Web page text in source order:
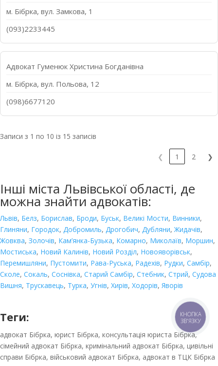
м. Бібрка, вул. Замкова, 1
(093)2233445
Адвокат Гуменюк Христина Богданівна
м. Бібрка, вул. Польова, 12
(098)6677120
Записи з 1 по 10 із 15 записів
❮ 1 2 ❯
Інші міста Львівської області, де
можна знайти адвокатів:
Львів, Белз, Борислав, Броди, Буськ, Великі Мости, Винники,
Глиняни, Городок, Добромиль, Дрогобич, Дубляни,Жидачів,
Жовква, Золочів, Кам’янка-Бузька, Комарно, Миколаїв, Моршин,
Мостиська, Новий Калинів, Новий Розділ, Новояворівськ,
Перемишляни, Пустомити, Рава-Руська, Радехів, Рудки, Самбір,
Сколе, Сокаль, Соснівка, Старий Самбір, Стебник, Стрий, Судова
Вишня, Трускавець, Турка, Угнів, Хирів, Ходорів, Яворів
Теги:
адвокат Бібрка, юрист Бібрка, консультація юриста Бібрка,
сімейний адвокат Бібрка, кримінальний адвокат Бібрка, цивільні
справи Бібрка, військовий адвокат Бібрка, адвокат в ТЦК Бібрка
КНОПКА
ЗВ'ЯЗКУ